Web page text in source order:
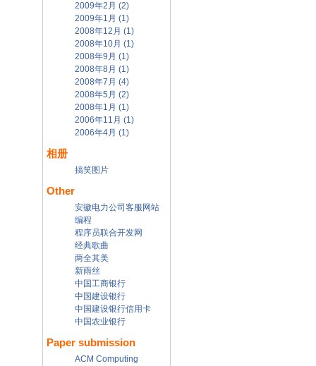
2009年2月 (2)
2009年1月 (1)
2008年12月 (1)
2008年10月 (1)
2008年9月 (1)
2008年8月 (1)
2008年7月 (4)
2008年5月 (2)
2008年1月 (1)
2006年11月 (1)
2006年4月 (1)
相册
搞笑图片
Other
安徽电力公司客服网站
编程
程序员联合开发网
经典歌曲
两全其美
新雨丝
中国工商银行
中国建设银行
中国建设银行信用卡
中国农业银行
Paper submission
ACM Computing